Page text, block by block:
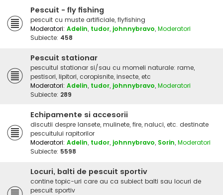
Pescuit - fly fishing
pescuit cu muste artificiale, flyfishing
Moderatori: Adelin, tudor, johnnybravo, Moderatori
Subiecte: 458
Pescuit stationar
pescuitul stationar si/sau cu momeli naturale: rame,
pestisori, lipitori, coropisnite, insecte, etc
Moderatori: Adelin, tudor, johnnybravo, Moderatori
Subiecte: 289
Echipamente si accesorii
discutii despre lansete, mulinete, fire, naluci, etc. destinate
pescuitului rapitorilor
Moderatori: Adelin, tudor, johnnybravo, Sorin, Moderatori
Subiecte: 5598
Locuri, balti de pescuit sportiv
contine topic-uri care au ca subiect balti sau locuri de
pescuit sportiv